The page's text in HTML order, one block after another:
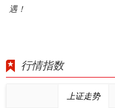
遇！
行情指数
上证走势